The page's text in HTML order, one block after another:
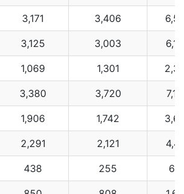
3,171 3,406
3,125 3,003
1,069 1,301
3,380 3,720
1,906 1,742
2,291 2,121
438 255